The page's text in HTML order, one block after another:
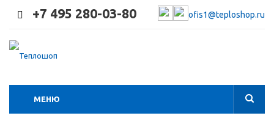
+7 495 280-03-80 ofis1@teploshop.ru
МЕНЮ